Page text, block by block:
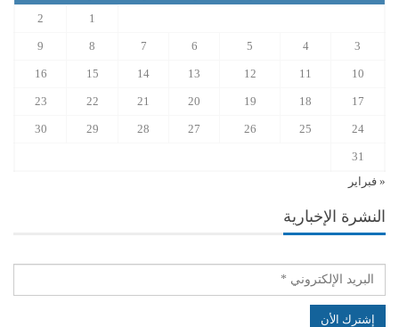
1
2
3
4
5
6
7
8
9
10
11
12
13
14
15
16
17
18
19
20
21
22
23
24
25
26
27
28
29
30
31
« فبراير
النشرة الإخبارية